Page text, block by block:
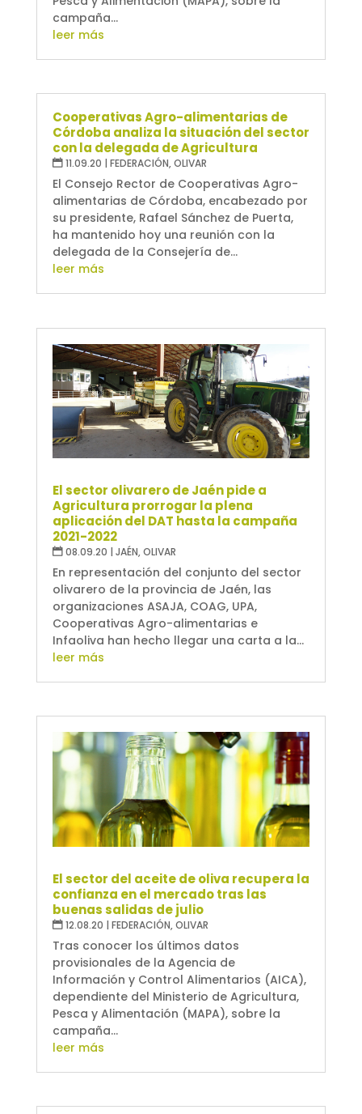
campaña...
leer más
Cooperativas Agro-alimentarias de
Córdoba analiza la situación del sector
con la delegada de Agricultura
11.09.20 | FEDERACIÓN,OLIVAR
El Consejo Rector de Cooperativas Agro-
alimentarias de Córdoba, encabezado por
su presidente, Rafael Sánchez de Puerta,
ha mantenido hoy una reunión con la
delegada de la Consejería de...
leer más
El sector olivarero de Jaén pide a
Agricultura prorrogar la plena
aplicación del DAT hasta la campaña
2021-2022
08.09.20 | JAÉN,OLIVAR
En representación del conjunto del sector
olivarero de la provincia de Jaén, las
organizaciones ASAJA, COAG, UPA,
Cooperativas Agro-alimentarias e
Infaoliva han hecho llegar una carta a la...
leer más
El sector del aceite de oliva recupera la
confianza en el mercado tras las
buenas salidas de julio
12.08.20 | FEDERACIÓN,OLIVAR
Tras conocer los últimos datos
provisionales de la Agencia de
Información y Control Alimentarios (AICA),
dependiente del Ministerio de Agricultura,
Pesca y Alimentación (MAPA), sobre la
campaña...
leer más